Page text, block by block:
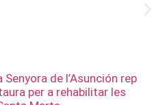
de l’Asunción rep
per a rehabilitar les